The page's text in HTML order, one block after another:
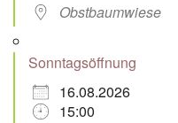
Obstbaumwiese
Sonntagsöffnung
16.08.2026
15:00